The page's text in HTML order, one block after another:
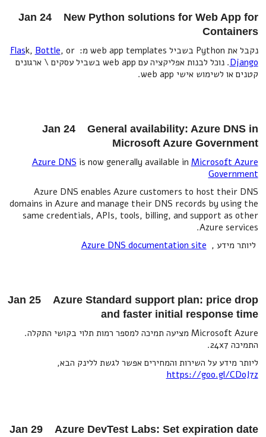
Jan 24 New Python solutions for Web App for
Containers
נקבל את Python בשביל web app templates מ:
Flask, Bottle, or
Django
. נוכל לבנות אפליקציה עם web app בשביל עסקים \ ארגונים
קטנים או לשימוש אישי web app.
Jan 24 General availability: Azure DNS in
Microsoft Azure Government
Azure DNS is now generally available in Microsoft Azure
Government
Azure DNS enables Azure customers to host their DNS
domains in Azure and manage their DNS records by using the
same credentials, APIs, tools, billing, and support as other
Azure services.
ליותר מידע , Azure DNS documentation site
Jan 25 Azure Standard support plan: price drop
and faster initial response time
Microsoft Azure מציעה תמיכה למספר רמות תלוי בקושי התקלה.
התמיכה 24x7.
ליותר מידע על השירות והמחירים אפשר לגשת ללינק הבא,
https://goo.gl/CDoJ7z
Jan 29 Azure DevTest Labs: Set expiration date